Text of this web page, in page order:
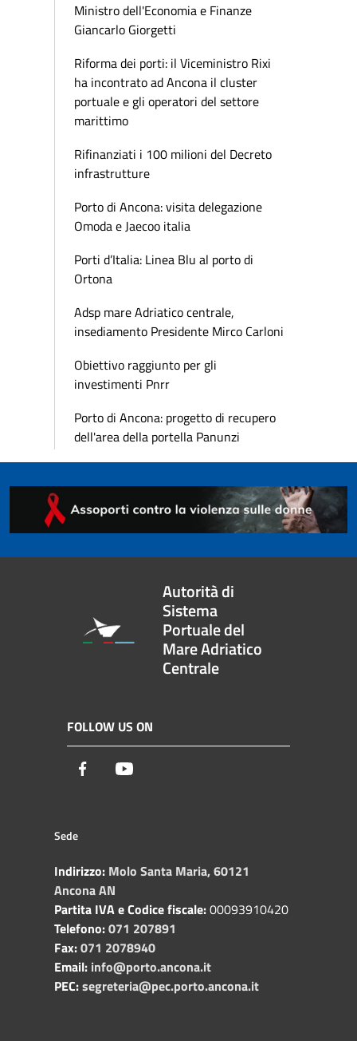
Ministro dell'Economia e Finanze
Giancarlo Giorgetti
Riforma dei porti: il Viceministro Rixi
ha incontrato ad Ancona il cluster
portuale e gli operatori del settore
marittimo
Rifinanziati i 100 milioni del Decreto
infrastrutture
Porto di Ancona: visita delegazione
Omoda e Jaecoo italia
Porti d’Italia: Linea Blu al porto di
Ortona
Adsp mare Adriatico centrale,
insediamento Presidente Mirco Carloni
Obiettivo raggiunto per gli
investimenti Pnrr
Porto di Ancona: progetto di recupero
dell'area della portella Panunzi
Autorità di
Sistema
Portuale del
Mare Adriatico
Centrale
FOLLOW US ON
Facebook
Sede
Indirizzo: Molo Santa Maria, 60121
Ancona AN
Partita IVA e Codice fiscale:00093910420
Telefono:071 207891
Fax:071 2078940
Email: info@porto.ancona.it
PEC:segreteria@pec.porto.ancona.it